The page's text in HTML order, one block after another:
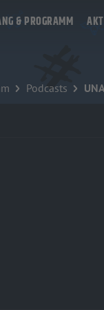
& PROGRAMM
Podcasts